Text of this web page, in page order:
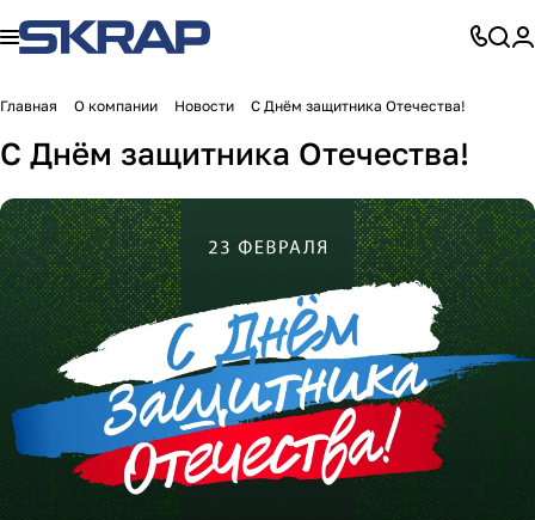
Главная О компании Новости С Днём защитника Отечества!
С Днём защитника Отечества!